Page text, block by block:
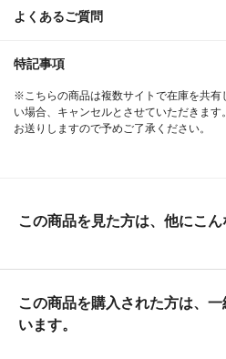
よくあるご質問
特記事項
※こちらの商品は複数サイトで在庫を共有
い場合、キャンセルとさせていただきま
お送りしますので予めご了承ください。
この商品を見た方は、他にこ
この商品を購入された方は、
います。